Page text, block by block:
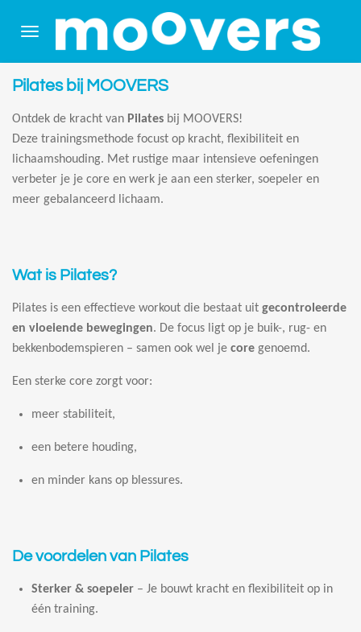
direct
de
hoofdinhoud
Pilates bij MOOVERS
Ontdek de kracht van Pilates bij MOOVERS!
Deze trainingsmethode focust op kracht, flexibiliteit en
lichaamshouding. Met rustige maar intensieve oefeningen
verbeter je je core en werk je aan een sterker, soepeler en
meer gebalanceerd lichaam.
Wat is Pilates?
Pilates is een effectieve workout die bestaat uit gecontroleerde
en vloeiende bewegingen. De focus ligt op je buik-, rug- en
bekkenbodemspieren – samen ook wel je core genoemd.
Een sterke core zorgt voor:
meer stabiliteit,
een betere houding,
en minder kans op blessures.
De voordelen van Pilates
Sterker & soepeler – Je bouwt kracht en flexibiliteit op in
één training.